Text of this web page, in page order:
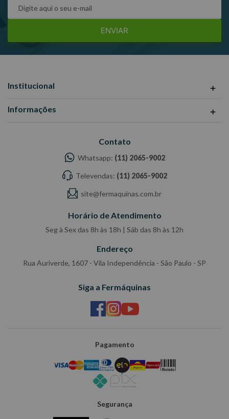
Peso: 436g
Garantia: 1 ano
Fabricante: KING TONY
-Todas as informações divulgadas são de responsabilidade do
ENVIAR
Institucional
Informações
Contato
Whatsapp: (11) 2065-9002
Televendas: (11) 2065-9002
site@fermaquinas.com.br
Horário de Atendimento
Seg à Sex das 8h às 18h | Sáb das 8h às 12h
Endereço
Rua Auriverde, 1607 - Vila Independência - São Paulo - SP
Siga a Fermáquinas
Pagamento
Segurança